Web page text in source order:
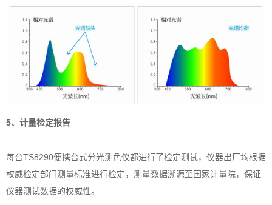
5、计量检定报告
每台TS8290便携台式分光测色仪都进行了检定测试，仪器出厂均根据
权威检定部门测量标准进行检定，测量数据溯源至国家计量院，保证
仪器测试数据的权威性。